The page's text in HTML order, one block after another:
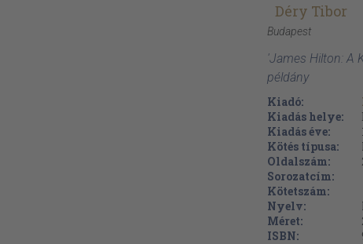
Déry Tibor
Budapest
'James Hilton: A
példány
Kiadó:
Kiadás helye:
Kiadás éve:
Kötés típusa:
Oldalszám:
Sorozatcím:
Kötetszám:
Nyelv:
Méret:
ISBN: